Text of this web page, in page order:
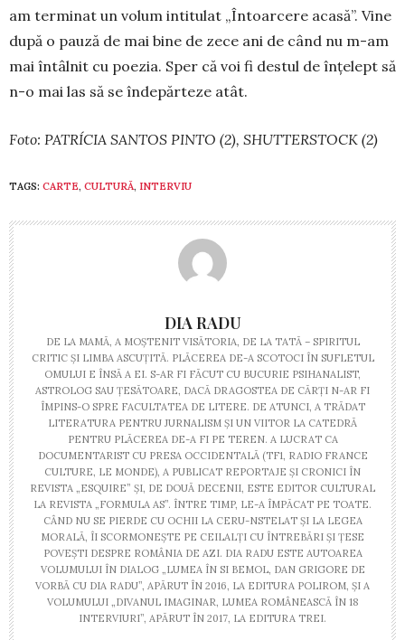
am terminat un vo­lum intitulat „Întoarcere acasă”. Vine
după o pauză de mai bine de zece ani de când nu m-am
mai în­tâl­nit cu po­ezia. Sper că voi fi destul de înțe­lept să
n-o mai las să se în­de­păr­teze atât.
Foto: PATRÍCIA SANTOS PINTO (2), SHUTTERSTOCK (2)
TAGS: CARTE, CULTURĂ, INTERVIU
DIA RADU
DE LA MAMĂ, A MOȘTENIT VISĂTORIA, DE LA TATĂ – SPIRITUL
CRITIC ȘI LIMBA ASCUȚITĂ. PLĂCEREA DE-A SCOTOCI ÎN SUFLETUL
OMULUI E ÎNSĂ A EI. S-AR FI FĂCUT CU BUCURIE PSIHANALIST,
ASTROLOG SAU ȚESĂTOARE, DACĂ DRAGOSTEA DE CĂRȚI N-AR FI
ÎMPINS-O SPRE FACULTATEA DE LITERE. DE ATUNCI, A TRĂDAT
LITERATURA PENTRU JURNALISM ȘI UN VIITOR LA CATEDRĂ
PENTRU PLĂCEREA DE-A FI PE TEREN. A LUCRAT CA
DOCUMENTARIST CU PRESA OCCIDENTALĂ (TF1, RADIO FRANCE
CULTURE, LE MONDE), A PUBLICAT REPORTAJE ȘI CRONICI ÎN
REVISTA „ESQUIRE” ȘI, DE DOUĂ DECENII, ESTE EDITOR CULTURAL
LA REVISTA „FORMULA AS”. ÎNTRE TIMP, LE-A ÎMPĂCAT PE TOATE.
CÂND NU SE PIERDE CU OCHII LA CERU-NSTELAT ȘI LA LEGEA
MORALĂ, ÎI SCORMONEȘTE PE CEILALȚI CU ÎNTREBĂRI ȘI ȚESE
POVEȘTI DESPRE ROMÂNIA DE AZI. DIA RADU ESTE AUTOAREA
VOLUMULUI ÎN DIALOG „LUMEA ÎN SI BEMOL, DAN GRIGORE DE
VORBĂ CU DIA RADU”, APĂRUT ÎN 2016, LA EDITURA POLIROM, ȘI A
VOLUMULUI „DIVANUL IMAGINAR, LUMEA ROMÂNEASCĂ ÎN 18
INTERVIURI”, APĂRUT ÎN 2017, LA EDITURA TREI.